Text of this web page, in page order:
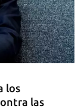
los
las